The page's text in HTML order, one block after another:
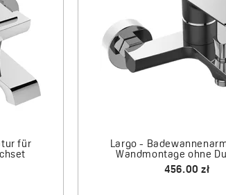
628.00 zł